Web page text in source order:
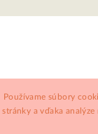
Používame súbory
stránky a vďaka